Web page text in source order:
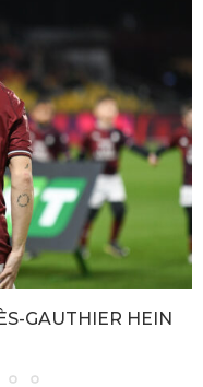
GAUTHIER HEIN